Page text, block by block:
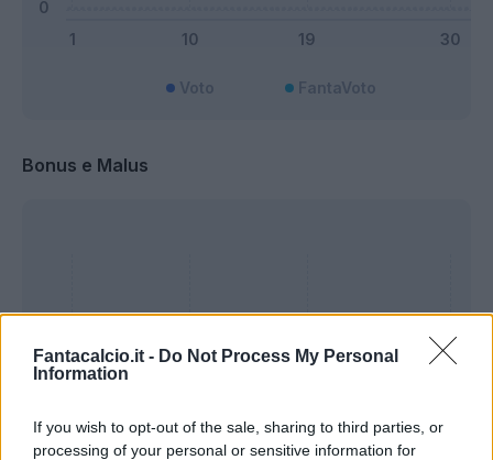
Fantacalcio.it - Do Not Process My Personal
Information
If you wish to opt-out of the sale, sharing to third parties, or
processing of your personal or sensitive information for
Voto FantaVoto
Bonus e Malus